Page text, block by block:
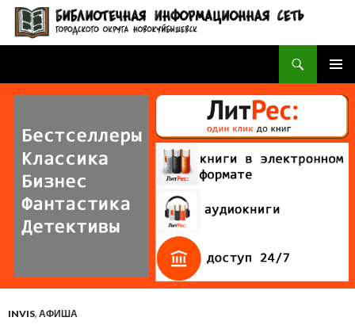
БИБЛИОТЕЧНАЯ ИНФОРМАЦИОННАЯ СЕТЬ городского округа Новокуйбышевск
МЕНЮ
INVIS, АФИША